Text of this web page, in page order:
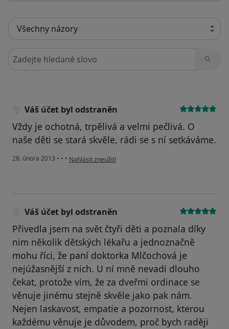
Hledejte v názorech
Váš účet byl odstraněn
Vždy je ochotná, trpělivá a velmi pečlivá. O
naše děti se stará skvěle, rádi se s ní setkáváme.
28. února 2013 • • • podle názoru uživatele Váš účet byl odstraněn
Nahlásit zneužití
Váš účet byl odstraněn
Přivedla jsem na svět čtyři děti a poznala díky
nim několik dětských lékařu a jednoznačně
mohu říci, že paní doktorka Mlčochová je
nejúžasnější z nich. U ní mně nevadí dlouho
čekat, protože vím, že za dveřmi ordinace se
věnuje jinému stejně skvěle jako pak nám.
Nejen laskavost, empatie a pozornost, kterou
každému věnuje je důvodem, proč bych raději